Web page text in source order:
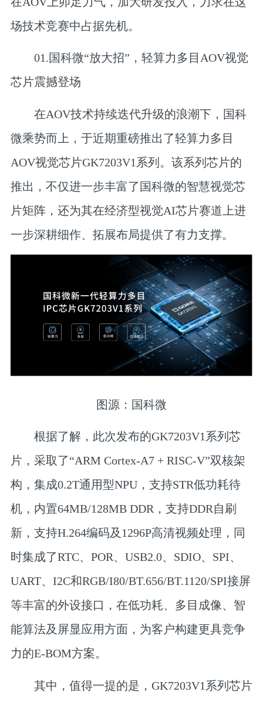
场技术竞赛中占据先机。
01.国科微“放大招”， 轻算力多目AOV视觉
芯片震撼登场
在AOV技术持续迭代升级的浪潮下，国科
微乘势而上，于近期重磅推出了轻算力多目
AOV视觉芯片GK7203V1系列。该系列芯片的
推出，不仅进一步丰富了国科微的智慧视觉芯
片矩阵，还为其在经济型视觉AI芯片赛道上进
一步深耕细作、拓展布局提供了有力支撑。
图源：国科微
根据了解，此次发布的GK7203V1系列芯
片，采取了“ARM Cortex-A7 + RISC-V”双核架
构，集成0.2T通用型NPU，支持STR低功耗待
机，内置64MB/128MB DDR，支持DDR自刷
新，支持H.264编码及1296P高清视频处理，同
时集成了RTC、POR、USB2.0、SDIO、SPI、
UART、I2C和RGB/I80/BT.656/BT.1120/SPI接屏
等丰富的外设接口，在低功耗、多目成像、智
能算法及屏显应用方面，为客户构建更具竞争
力的E-BOM方案。
其中，值得一提的是，GK7203V1系列芯片